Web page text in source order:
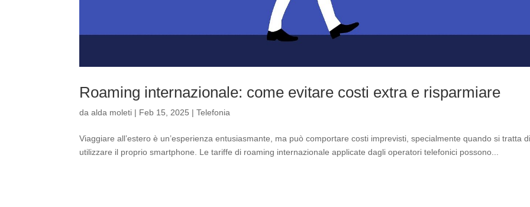
Roaming internazionale: come evitare costi extra e risparmiare
daalda moleti | Feb 15, 2025 |Telefonia
Viaggiare all’estero è un’esperienza entusiasmante, ma può comportare costi imprevisti, specialmente quando si tratta
utilizzare il proprio smartphone. Le tariffe di roaming internazionale applicate dagli operatori telefonici possono...